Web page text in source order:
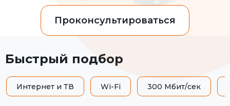
Проконсультироваться
Быстрый подбор
Интернет и ТВ Wi-Fi 300 Мбит/сек